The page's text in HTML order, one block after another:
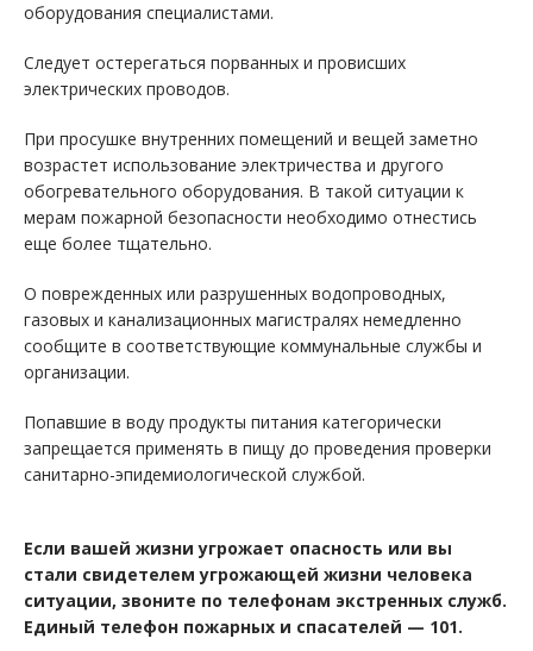
оборудования специалистами.
Следует остерегаться порванных и провисших
электрических проводов.
При просушке внутренних помещений и вещей заметно
возрастет использование электричества и другого
обогревательного оборудования. В такой ситуации к
мерам пожарной безопасности необходимо отнестись
еще более тщательно.
О поврежденных или разрушенных водопроводных,
газовых и канализационных магистралях немедленно
сообщите в соответствующие коммунальные службы и
организации.
Попавшие в воду продукты питания категорически
запрещается применять в пищу до проведения проверки
санитарно-эпидемиологической службой.
Если вашей жизни угрожает опасность или вы
стали свидетелем угрожающей жизни человека
ситуации, звоните по телефонам экстренных служб.
Единый телефон пожарных и спасателей — 101.